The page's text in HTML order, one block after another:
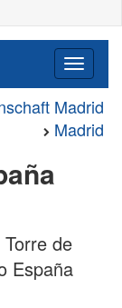
Madrid
Madrid
de
España